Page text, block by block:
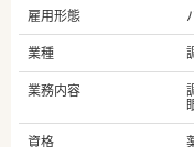
雇用形態
業種
業務内容
資格